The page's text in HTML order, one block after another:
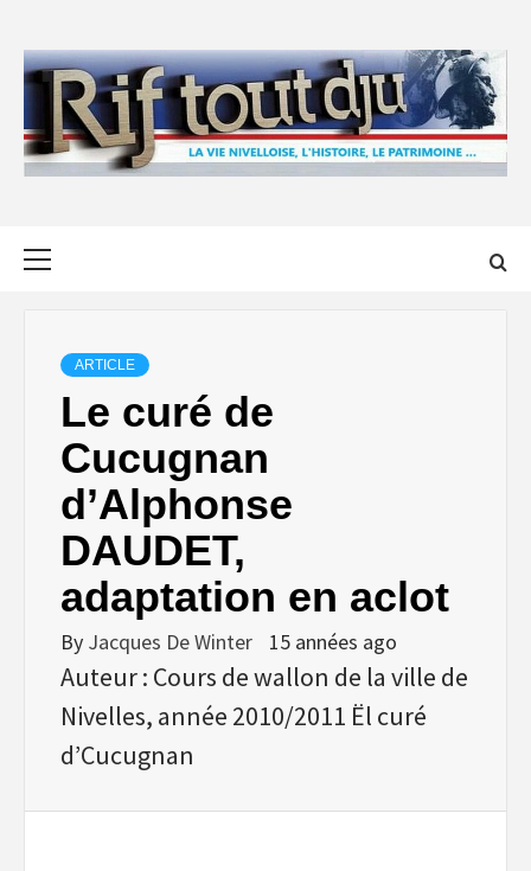
content
ARTICLE
Le curé de
Cucugnan
d’Alphonse
DAUDET,
adaptation en aclot
By Jacques De Winter 15 années ago
Auteur : Cours de wallon de la ville de
Nivelles, année 2010/2011 Ël curé
d’Cucugnan